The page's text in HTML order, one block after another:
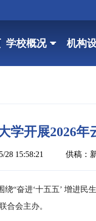
学校概况 机构
学开展2026
28 15:58:21 供稿：
绕“奋进‘十五五’ 增进
合会主办。